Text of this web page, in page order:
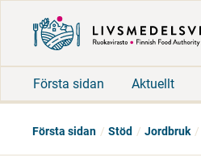
Första sidan Aktuellt
Första sidan Stöd Jordbruk